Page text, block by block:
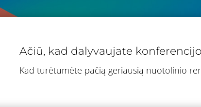
Ačiū, kad dalyvaujate
Kad turėtumėte pačią geriausią nuotolinio